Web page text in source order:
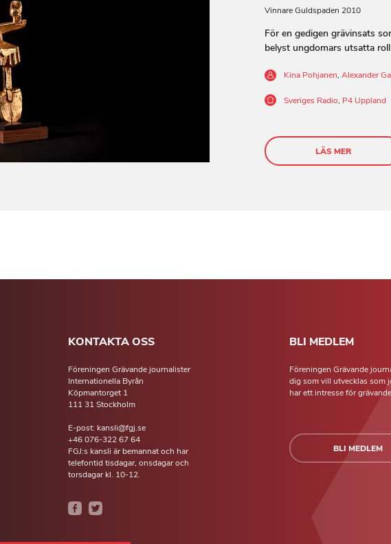
Vinnare Guldspaden 2010
För en gedigen grävinsats
belyst ungdomars utsatta
Kina Pohjanen, Alexander
Sveriges Radio, P4 Uppland
LÄS MER
KONTAKTA OSS
Föreningen Grävande journalister
Internationella Byrån
Köpmantorget 1
111 31 Stockholm
E-post: kansli@fgj.se
+46 076-322 67 64
FGJ:s kansli är bemannat och har
telefontid tisdagar, onsdagar och
torsdagar kl. 10-12.
BLI MEDLEM
Föreningen Grävande
dig som vill utvecklas som
har ett intresse för
BLI MEDLEM